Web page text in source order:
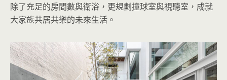
除了充足的房間數與衛浴，更規劃撞球室與視聽室，成就
大家族共居共樂的未來生活。